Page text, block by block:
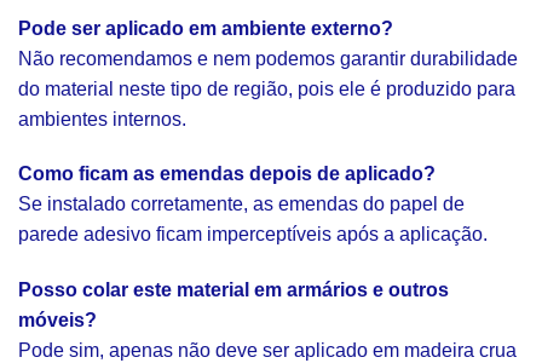
Pode ser aplicado em ambiente externo?
Não recomendamos e nem podemos garantir durabilidade
do material neste tipo de região, pois ele é produzido para
ambientes internos.
Como ficam as emendas depois de aplicado?
Se instalado corretamente, as emendas do papel de
parede adesivo ficam imperceptíveis após a aplicação.
Posso colar este material em armários e outros
móveis?
Pode sim, apenas não deve ser aplicado em madeira crua